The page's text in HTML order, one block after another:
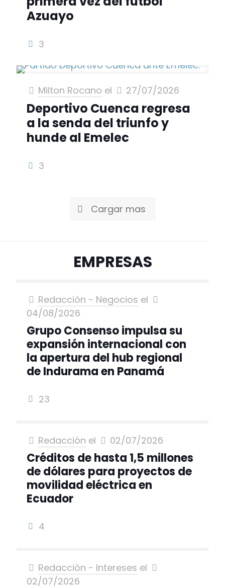
Azuayo
3
Milton Rocano el 27/07/2026
Deportivo Cuenca regresa
a la senda del triunfo y
hunde al Emelec
3
Cargar mas
EMPRESAS
Redacciòn - Negocios el
04/08/2026
Grupo Consenso impulsa su
expansión internacional con
la apertura del hub regional
de Indurama en Panamá
23
Redacción el 02/07/2026
Créditos de hasta 1,5 millones
de dólares para proyectos de
movilidad eléctrica en
Ecuador
4
Redacciòn - Intereses el
02/07/2026